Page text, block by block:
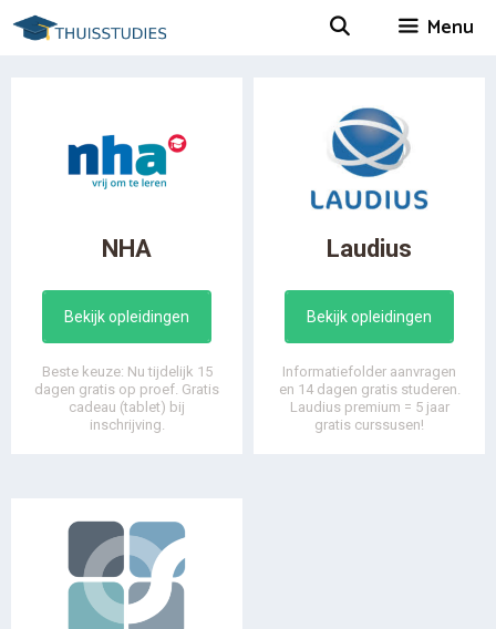
Spring
naar
Menu
NHA
Bekijk opleidingen
Beste keuze: Nu tijdelijk 15
dagen gratis op proef. Gratis
cadeau (tablet) bij
inschrijving.
Laudius
Bekijk opleidingen
Informatiefolder aanvragen
en 14 dagen gratis studeren.
Laudius premium = 5 jaar
gratis curssusen!